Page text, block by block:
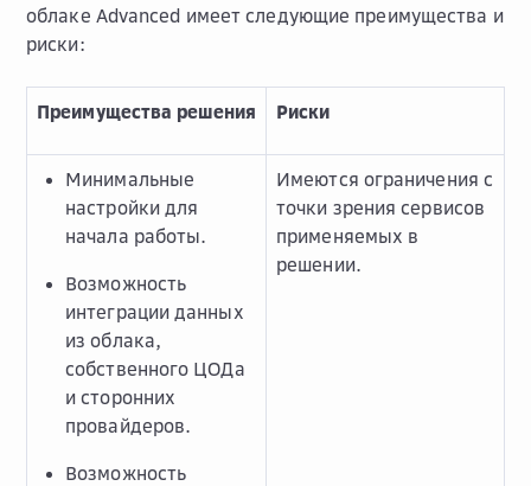
облаке Advanced имеет следующие преимущества и
риски:
Преимущества решения Риски
Минимальные
настройки для
начала работы.
Возможность
интеграции данных
из облака,
собственного ЦОДа
и сторонних
провайдеров.
Возможность
Имеются ограничения с
точки зрения сервисов
применяемых в
решении.